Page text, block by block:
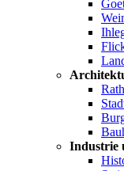
Industrie